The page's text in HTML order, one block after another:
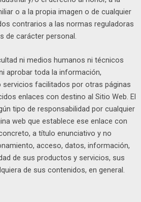
o a la propia imagen o de cualquier
contrarios a las normas reguladoras
de carácter personal.
ni medios humanos ni técnicos
aprobar toda la información,
facilitados por otras páginas
enlaces con destino al Sitio Web. El
tipo de responsabilidad por cualquier
web que establece ese enlace con
a título enunciativo y no
acceso, datos, información,
de sus productos y servicios, sus
de sus contenidos, en general.